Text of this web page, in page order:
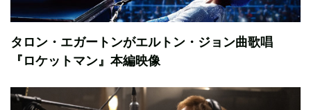
タロン・エガートンがエルトン・ジョン曲歌唱
『ロケットマン』本編映像